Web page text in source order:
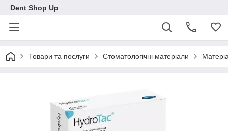
Dent Shop Up
Товари та послуги Стоматологічні матеріали